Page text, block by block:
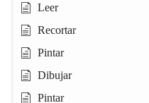
Leer
Recortar
Pintar
Dibujar
Pintar